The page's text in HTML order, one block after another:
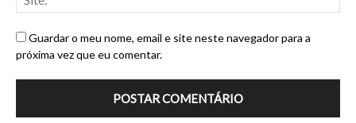
Guardar o meu nome, email e site neste navegador para a
próxima vez que eu comentar.